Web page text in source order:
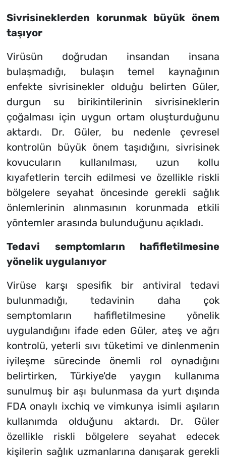
Sivrisineklerden korunmak büyük önem
taşıyor
Virüsün doğrudan insandan insana
bulaşmadığı, bulaşın temel kaynağının
enfekte sivrisinekler olduğu belirten Güler,
durgun su birikintilerinin sivrisineklerin
çoğalması için uygun ortam oluşturduğunu
aktardı. Dr. Güler, bu nedenle çevresel
kontrolün büyük önem taşıdığını, sivrisinek
kovucuların kullanılması, uzun kollu
kıyafetlerin tercih edilmesi ve özellikle riskli
bölgelere seyahat öncesinde gerekli sağlık
önlemlerinin alınmasının korunmada etkili
yöntemler arasında bulunduğunu açıkladı.
Tedavi semptomların hafifletilmesine
yönelik uygulanıyor
Virüse karşı spesifik bir antiviral tedavi
bulunmadığı, tedavinin daha çok
semptomların hafifletilmesine yönelik
uygulandığını ifade eden Güler, ateş ve ağrı
kontrolü, yeterli sıvı tüketimi ve dinlenmenin
iyileşme sürecinde önemli rol oynadığını
belirtirken, Türkiye'de yaygın kullanıma
sunulmuş bir aşı bulunmasa da yurt dışında
FDA onaylı ixchiq ve vimkunya isimli aşıların
kullanımda olduğunu aktardı. Dr. Güler
özellikle riskli bölgelere seyahat edecek
kişilerin sağlık uzmanlarına danışarak gerekli